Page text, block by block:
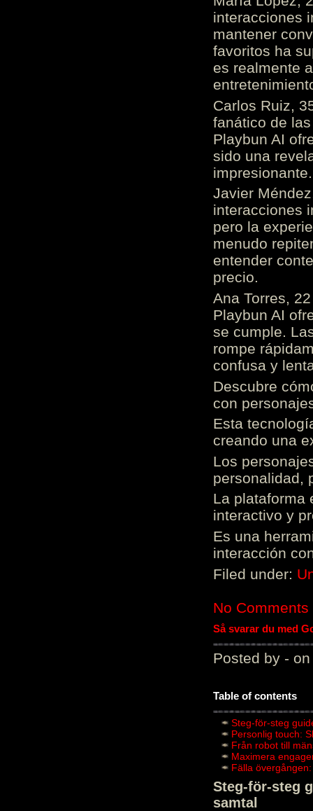
interacciones
mantener
favoritos ha
es realmente
Carlos Ruiz,
fanático de
Playbun AI
sido una
Javier
interacciones
pero la
menudo
entender
precio.
Ana Torres,
Playbun AI
se cumple.
rompe
confusa y
Descubre
con
Esta
creando una
Los
personalidad,
La plataforma
interactivo y
Es una
interacción
Filed under:
No Comments
Så svarar du med
Posted by - on
Table of contents
Steg-för-steg
Personlig touch:
Från robot till
Maximera
Fälla
Steg-för-steg
samtal